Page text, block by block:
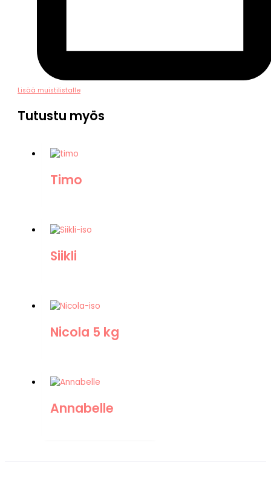
Lisää muistilistalle
Tutustu myös
Timo
Siikli
Nicola 5 kg
Annabelle